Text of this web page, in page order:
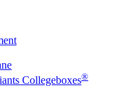
Collegeboxes®